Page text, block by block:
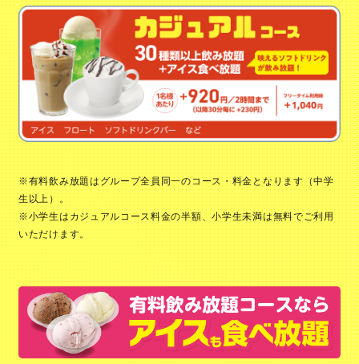
※有料飲み放題はグループ全員同一のコース・料金となります（中学
生以上）。
※小学生はカジュアルコース料金の半額、小学生未満は無料でご利用
いただけます。